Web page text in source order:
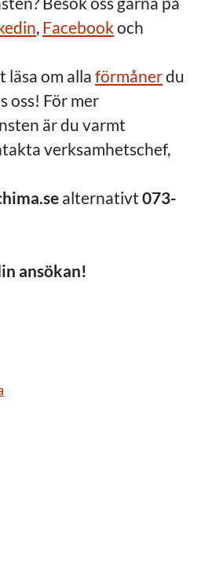
, Facebookoch
läsa om alla förmånerdu
oss! För mer
är du varmt
verksamhetschef,
alternativt 073-
ansökan!